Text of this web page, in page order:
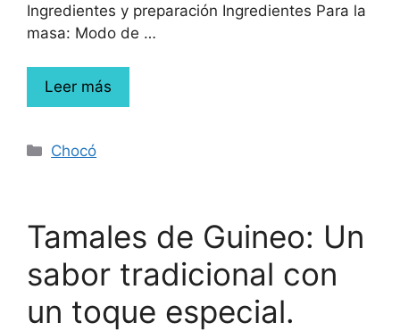
Ingredientes y preparación Ingredientes Para la
masa: Modo de …
Leer más
Chocó
Tamales de Guineo: Un
sabor tradicional con
un toque especial.